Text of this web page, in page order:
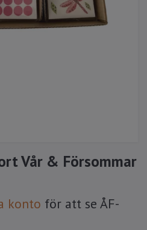
Vår & Försommar
konto för att se ÅF-